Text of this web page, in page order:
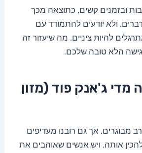
ובזמנים קשים, כתוצאה מכך
ולא יודעים להתמודד עם
להיות ציניים. מה שיעזור זה
הלא טובה שלכם.
מדי ג'אנק פוד (מזון
מבוגרים, אך גם רובנו מעדיפים
אותה. ויש אנשים שאוהבים את